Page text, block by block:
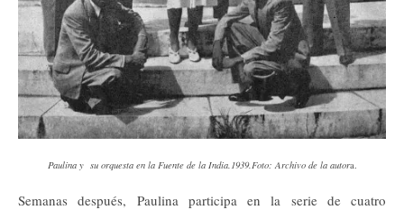
Paulina y su orquesta en la Fuente de la India.1939.Foto: Archivo de la autora.
Semanas después, Paulina participa en la serie de cuatro